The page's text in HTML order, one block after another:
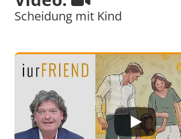
Scheidung mit Kind